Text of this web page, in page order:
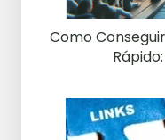
Como